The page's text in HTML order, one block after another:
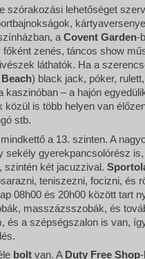
szórakozási lehetőséget
a Covent Garden-
zenés, táncos show
láthatók. Ha a
) black jack, póker,
kaszinóban – a hajón
közül is több helyen van
stb.
a 13. szinten. A
sekély gyerekpancsolórész
szintén két jacuzzival.
teniszezni, focizni, és
08h00 és 20h00 között tart
masszázsszobák, és
és a szépségszalon is van,
bolt van. A Duty Free Shop